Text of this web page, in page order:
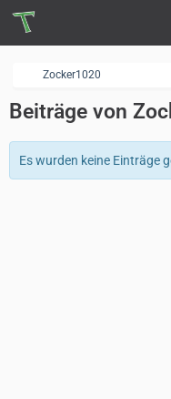
Zocker1020
Beiträge von
Es wurden keine Einträge